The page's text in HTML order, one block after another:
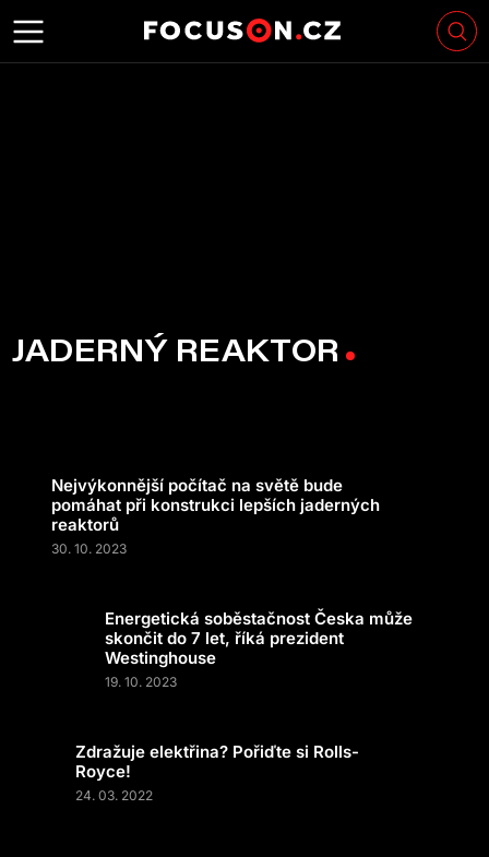
JADERNÝ REAKTOR
Nejvýkonnější počítač na světě bude
pomáhat při konstrukci lepších jaderných
reaktorů
30. 10. 2023
Energetická soběstačnost Česka může
skončit do 7 let, říká prezident
Westinghouse
19. 10. 2023
Zdražuje elektřina? Pořiďte si Rolls-
Royce!
24. 03. 2022